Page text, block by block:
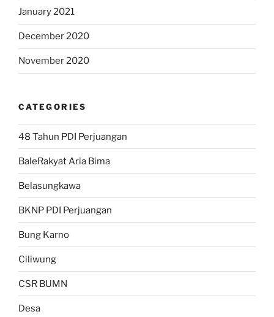
January 2021
December 2020
November 2020
CATEGORIES
48 Tahun PDI Perjuangan
BaleRakyat Aria Bima
Belasungkawa
BKNP PDI Perjuangan
Bung Karno
Ciliwung
CSR BUMN
Desa